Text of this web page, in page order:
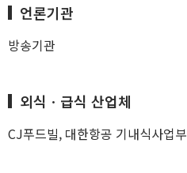
언론기관
방송기관
외식ㆍ급식 산업체
CJ푸드빌, 대한항공 기내식사업